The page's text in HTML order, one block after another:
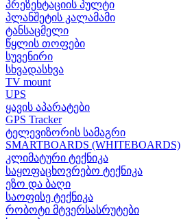
პრეზენტაციის პულტი
პლანშეტის კალამამი
ტანსაცმელი
წყლის თოფები
სუვენირი
სხვადასხვა
TV mount
UPS
ყავის აპარატები
GPS Tracker
ტელევიზორის სამაგრი
SMARTBOARDS (WHITEBOARDS)
კლიმატური ტექნიკა
საყოფაცხოვრებო ტექნიკა
ეზო და ბაღი
საოფისე ტექნიკა
რობოტი მტვერსასრუტები